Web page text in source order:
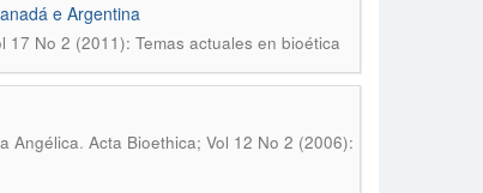
e Argentina
17 No 2 (2011): Temas actuales en bioética
Angélica. Acta Bioethica; Vol 12 No 2 (2006):